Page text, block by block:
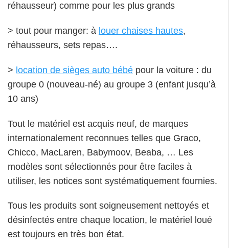
réhausseur) comme pour les plus grands
> tout pour manger: à louer chaises hautes,
réhausseurs, sets repas….
> location de sièges auto bébé pour la voiture : du
groupe 0 (nouveau-né) au groupe 3 (enfant jusqu’à
10 ans)
Tout le matériel est acquis neuf, de marques
internationalement reconnues telles que Graco,
Chicco, MacLaren, Babymoov, Beaba, … Les
modèles sont sélectionnés pour être faciles à
utiliser, les notices sont systématiquement fournies.
Tous les produits sont soigneusement nettoyés et
désinfectés entre chaque location, le matériel loué
est toujours en très bon état.